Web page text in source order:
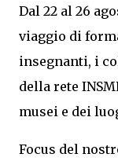
Dal 22 al 26
viaggio di
insegnanti, i
della rete
musei e dei
Focus del